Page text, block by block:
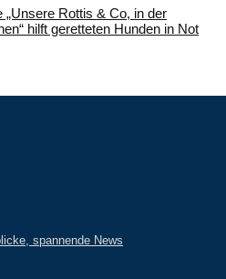
„Unsere Rottis & Co, in der
hilft geretteten Hunden in Not
spannende News